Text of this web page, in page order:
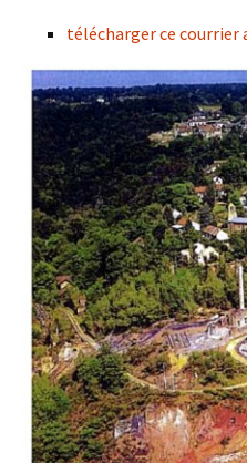
télécharger ce courrier